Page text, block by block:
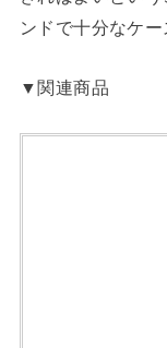
ンドで十分なケー
▼関連商品